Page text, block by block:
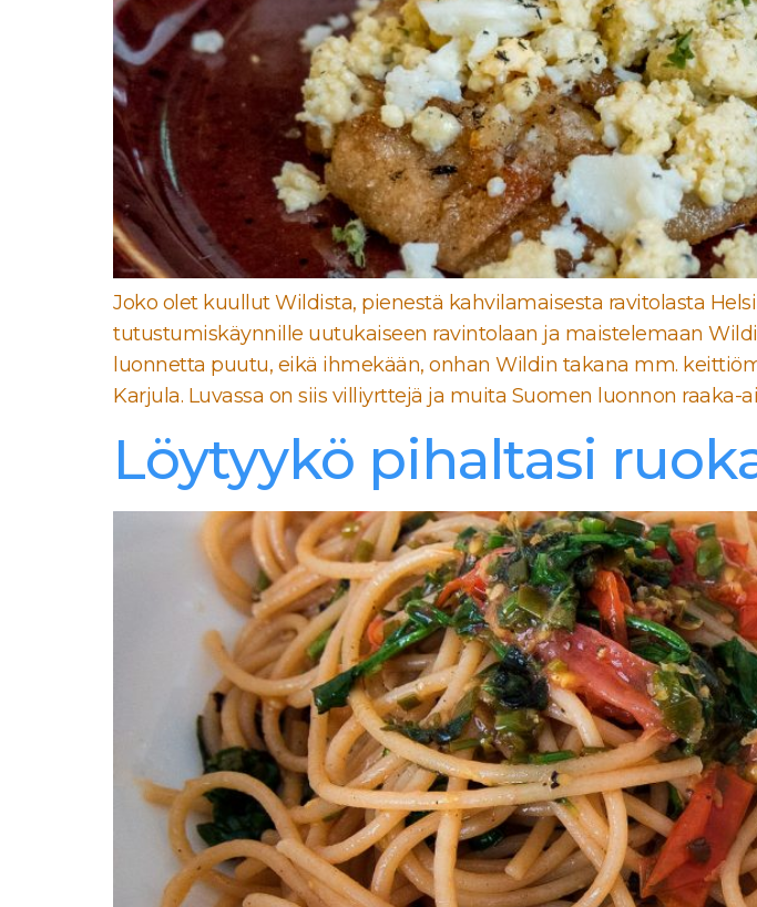
Joko olet kuullut Wildista, pienestä kahvilamaisesta ravitolasta
tutustumiskäynnille uutukaiseen ravintolaan ja maistelemaan
luonnetta puutu, eikä ihmekään, onhan Wildin takana mm.
Karjula. Luvassa on siis villiyrttejä ja muita Suomen luonnon
Löytyykö pihaltasi